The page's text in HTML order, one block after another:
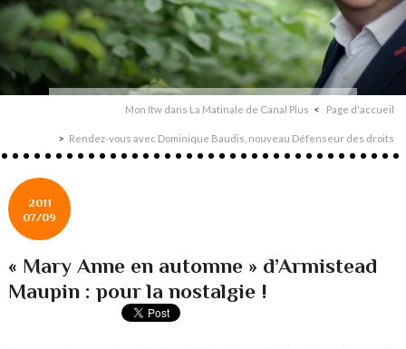
Mon Itw dans La Matinale de Canal Plus Page d'accueil
Rendez-vous avec Dominique Baudis, nouveau Défenseur des droits
2011
07/09
« Mary Anne en automne » d’Armistead
Maupin : pour la nostalgie !